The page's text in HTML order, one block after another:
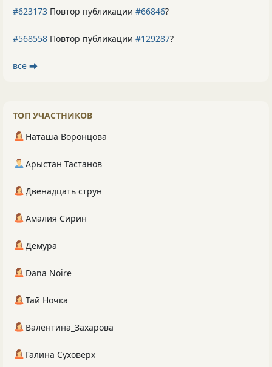
#623173 Повтор публикации #66846?
#568558 Повтор публикации #129287?
все ⮕
ТОП УЧАСТНИКОВ
Наташа Воронцова
Арыстан Тастанов
Двенадцать струн
Амалия Сирин
Демура
Dana Noire
Тай Ночка
Валентина_Захарова
Галина Суховерх